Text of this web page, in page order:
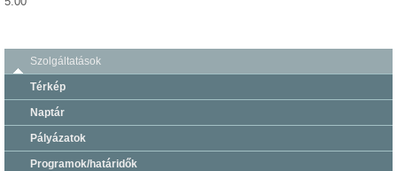
Szolgáltatások
Térkép
Naptár
Pályázatok
Programok/határidők